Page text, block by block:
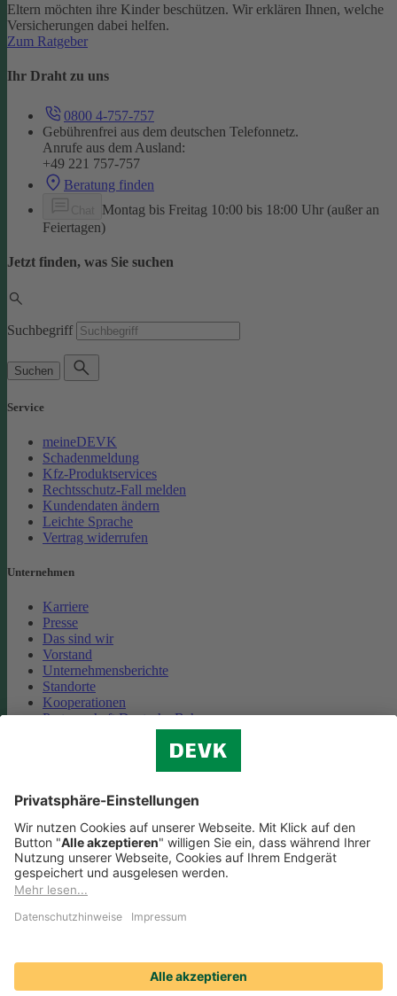
Eltern möchten ihre Kinder beschützen. Wir erklären Ihnen, welche
Versicherungen dabei helfen.
Zum Ratgeber
Ihr Draht zu uns
0800 4-757-757
Gebührenfrei aus dem deutschen Telefonnetz.
Anrufe aus dem Ausland:
+49 221 757-757
Beratung finden
Montag bis Freitag 10:00 bis 18:00 Uhr (außer an
Feiertagen)
Jetzt finden, was Sie suchen
Suchbegriff
Suchen
Service
meineDEVK
Schadenmeldung
Kfz-Produktservices
Rechtsschutz-Fall melden
Kundendaten ändern
Leichte Sprache
Vertrag widerrufen
Unternehmen
Karriere
Presse
Das sind wir
Vorstand
Unternehmensberichte
Standorte
Kooperationen
Partnerschaft Deutsche Bahn
Cookie-Einstellungen
Datenschutz
Impressum
Streitbeilegung
Nutzungshinweise
Compliance